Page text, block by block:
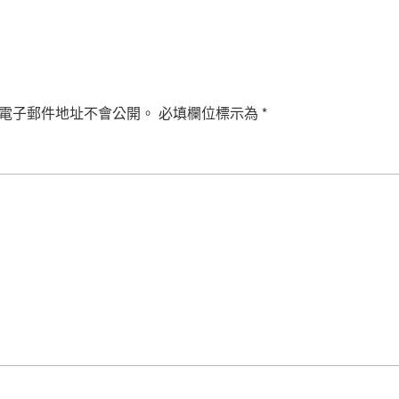
子郵件地址不會公開。 必填欄位標示為 *